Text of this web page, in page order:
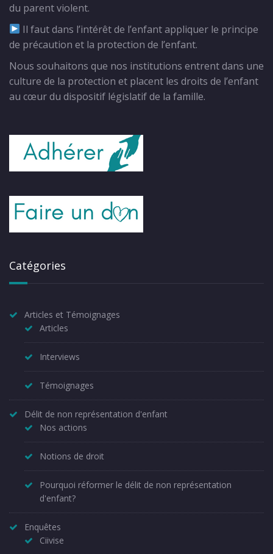
du parent violent.
Il faut dans l’intérêt de l’enfant appliquer le principe
de précaution et la protection de l’enfant.
Nous souhaitons que nos institutions entrent dans une
culture de la protection et placent les droits de l’enfant
au cœur du dispositif législatif de la famille.
Catégories
Articles et Témoignages
Articles
Interviews
Témoignages
Délit de non représentation d'enfant
Nos actions
Notions de droit
Pourquoi réformer le délit de non représentation
d'enfant?
Enquêtes
Ciivise